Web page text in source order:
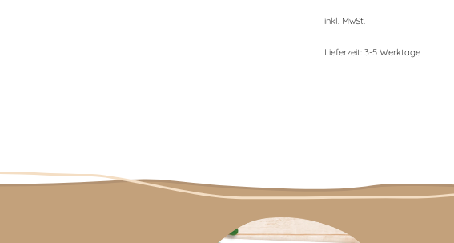
inkl. MwSt.
Lieferzeit: 3-5 Werktage